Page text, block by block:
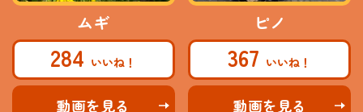
ムギ
284
動画を見る
ピノ
367
動画を見る